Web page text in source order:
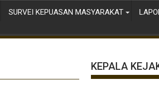
SURVEI KEPUASAN MASYARAKAT
KEPALA